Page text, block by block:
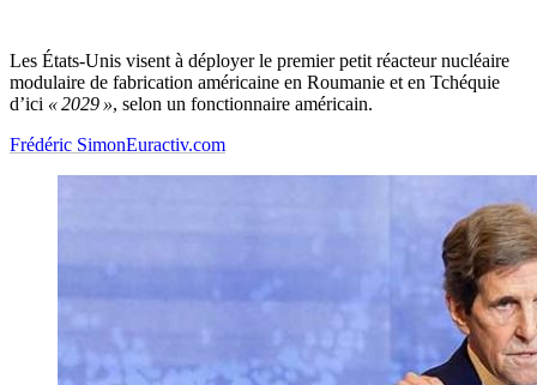
Les États-Unis visent à déployer le premier petit réacteur nucléaire
modulaire de fabrication américaine en Roumanie et en Tchéquie
d’ici « 2029 », selon un fonctionnaire américain.
Frédéric SimonEuractiv.com